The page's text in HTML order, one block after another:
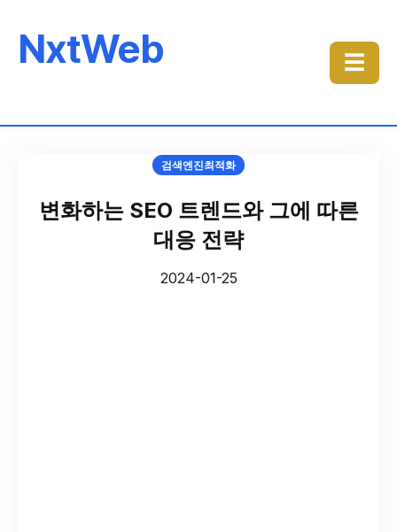
NxtWeb ☰
검색엔진최적화
변화하는 SEO 트렌드와 그에 따른
대응 전략
2024-01-25